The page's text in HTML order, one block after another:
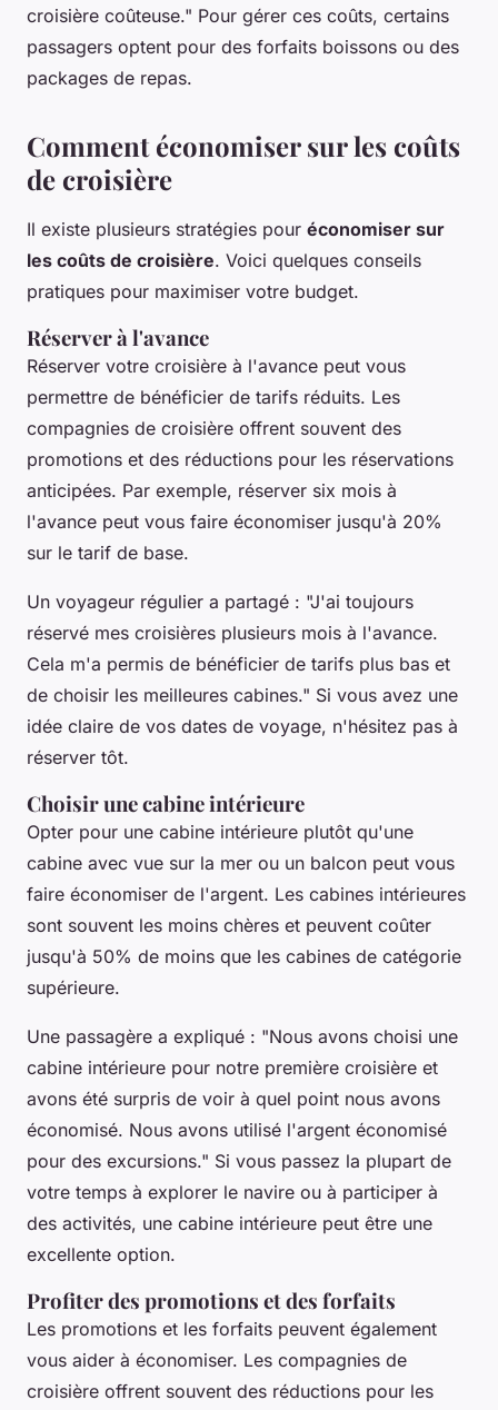
croisière coûteuse." Pour gérer ces coûts, certains
passagers optent pour des forfaits boissons ou des
packages de repas.
Comment économiser sur les coûts
de croisière
Il existe plusieurs stratégies pour économiser sur
les coûts de croisière. Voici quelques conseils
pratiques pour maximiser votre budget.
Réserver à l'avance
Réserver votre croisière à l'avance peut vous
permettre de bénéficier de tarifs réduits. Les
compagnies de croisière offrent souvent des
promotions et des réductions pour les réservations
anticipées. Par exemple, réserver six mois à
l'avance peut vous faire économiser jusqu'à 20%
sur le tarif de base.
Un voyageur régulier a partagé : "J'ai toujours
réservé mes croisières plusieurs mois à l'avance.
Cela m'a permis de bénéficier de tarifs plus bas et
de choisir les meilleures cabines." Si vous avez une
idée claire de vos dates de voyage, n'hésitez pas à
réserver tôt.
Choisir une cabine intérieure
Opter pour une cabine intérieure plutôt qu'une
cabine avec vue sur la mer ou un balcon peut vous
faire économiser de l'argent. Les cabines intérieures
sont souvent les moins chères et peuvent coûter
jusqu'à 50% de moins que les cabines de catégorie
supérieure.
Une passagère a expliqué : "Nous avons choisi une
cabine intérieure pour notre première croisière et
avons été surpris de voir à quel point nous avons
économisé. Nous avons utilisé l'argent économisé
pour des excursions." Si vous passez la plupart de
votre temps à explorer le navire ou à participer à
des activités, une cabine intérieure peut être une
excellente option.
Profiter des promotions et des forfaits
Les promotions et les forfaits peuvent également
vous aider à économiser. Les compagnies de
croisière offrent souvent des réductions pour les